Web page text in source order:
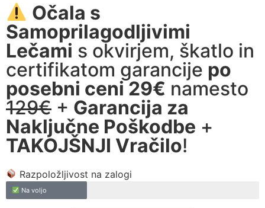
Očala s
Samoprilagodljivimi
Lečami s okvirjem, škatlo in
certifikatom garancije po
posebni ceni 29€ namesto
129€ + Garancija za
Naključne Poškodbe +
TAKOJŠNJI Vračilo!
Razpoložljivost na zalogi
Na voljo